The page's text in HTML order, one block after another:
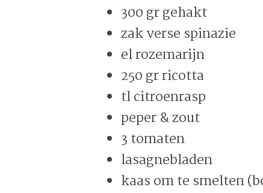
300 gr gehakt
zak verse spinazie
el rozemarijn
250 gr ricotta
tl citroenrasp
peper & zout
3 tomaten
lasagnebladen
kaas om te smelten